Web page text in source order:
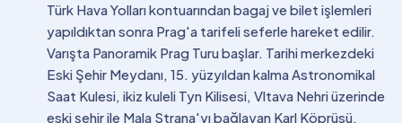
Türk Hava Yolları kontuarından bagaj ve bilet işlemleri
yapıldıktan sonra Prag'a tarifeli seferle hareket edilir.
Varışta Panoramik Prag Turu başlar. Tarihi merkezdeki
Eski Şehir Meydanı, 15. yüzyıldan kalma Astronomikal
Saat Kulesi, ikiz kuleli Tyn Kilisesi, Vltava Nehri üzerinde
eski şehir ile Mala Strana'yı bağlayan Karl Köprüsü,